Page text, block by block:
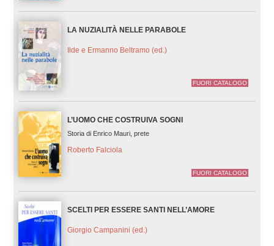
LA NUZIALITÀ NELLE PARABOLE
Ilde e Ermanno Beltramo (ed.)
FUORI CATALOGO
L’UOMO CHE COSTRUIVA SOGNI
Storia di Enrico Mauri, prete
Roberto Falciola
FUORI CATALOGO
SCELTI PER ESSERE SANTI NELL’AMORE
Giorgio Campanini (ed.)